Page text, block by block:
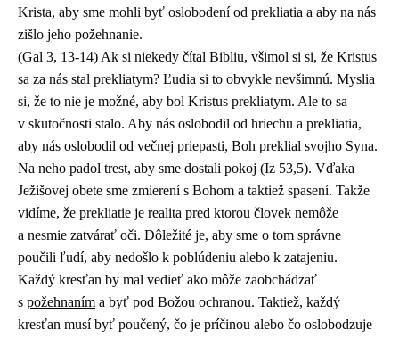
Krista, aby sme mohli byť oslobodení od prekliatia a aby na nás
zišlo jeho požehnanie.
(Gal 3, 13-14) Ak si niekedy čítal Bibliu, všimol si si, že Kristus
sa za nás stal prekliatym? Ľudia si to obvykle nevšimnú. Myslia
si, že to nie je možné, aby bol Kristus prekliatym. Ale to sa
v skutočnosti stalo. Aby nás oslobodil od hriechu a prekliatia,
aby nás oslobodil od večnej priepasti, Boh preklial svojho Syna.
Na neho padol trest, aby sme dostali pokoj (Iz 53,5). Vďaka
Ježišovej obete sme zmierení s Bohom a taktiež spasení. Takže
vidíme, že prekliatie je realita pred ktorou človek nemôže
a nesmie zatvárať oči. Dôležité je, aby sme o tom správne
poučili ľudí, aby nedošlo k poblúdeniu alebo k zatajeniu.
Každý kresťan by mal vedieť ako môže zaobchádzať
s požehnaním a byť pod Božou ochranou. Taktiež, každý
kresťan musí byť poučený, čo je príčinou alebo čo oslobodzuje